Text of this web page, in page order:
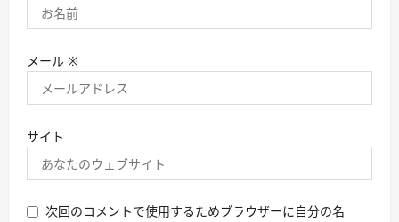
メール ※
サイト
次回のコメントで使用するためブラウザーに自分の名